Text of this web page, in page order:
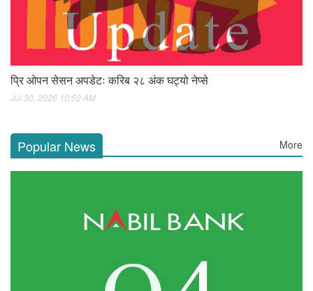
प्रि ओपन सेसन अपडेटः करिब २८ अंक घट्यो नेप्से
Jul 30, 2026 10:52 AM
Popular News More